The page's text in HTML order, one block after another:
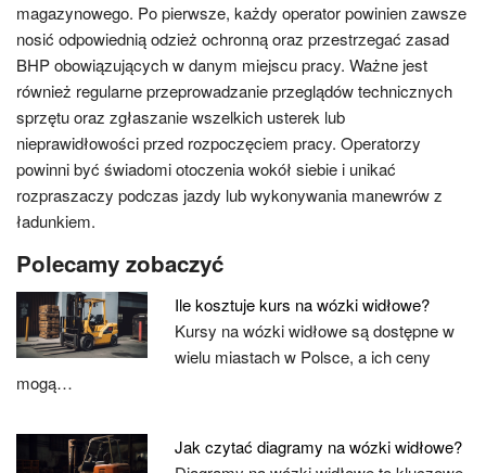
magazynowego. Po pierwsze, każdy operator powinien zawsze
nosić odpowiednią odzież ochronną oraz przestrzegać zasad
BHP obowiązujących w danym miejscu pracy. Ważne jest
również regularne przeprowadzanie przeglądów technicznych
sprzętu oraz zgłaszanie wszelkich usterek lub
nieprawidłowości przed rozpoczęciem pracy. Operatorzy
powinni być świadomi otoczenia wokół siebie i unikać
rozpraszaczy podczas jazdy lub wykonywania manewrów z
ładunkiem.
Polecamy zobaczyć
Ile kosztuje kurs na wózki widłowe?
Kursy na wózki widłowe są dostępne w
wielu miastach w Polsce, a ich ceny
mogą…
Jak czytać diagramy na wózki widłowe?